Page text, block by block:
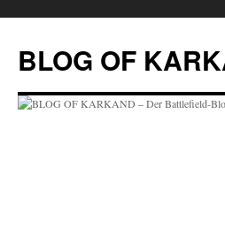
springen
BLOG OF